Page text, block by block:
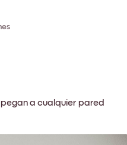
a cualquier pared